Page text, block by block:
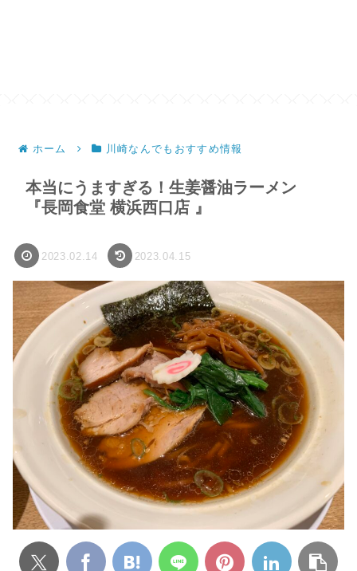
ホーム 川崎なんでもおすすめ情報
本当にうますぎる！生姜醤油ラーメン
『長岡食堂 横浜西口店 』
2023.02.14 2023.04.15